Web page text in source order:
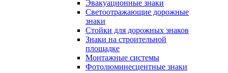
Эвакуационные знаки
Светоотражающие дорожные
знаки
Стойки для дорожных знаков
Знаки на строительной
площадке
Монтажные системы
Фотолюминесцентные знаки